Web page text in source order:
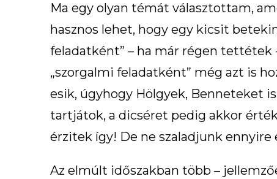
Ma egy olyan témát választottam,
hasznos lehet, hogy egy kicsit
feladatként” – ha már régen
„szorgalmi feladatként” még azt is
esik, úgyhogy Hölgyek, Benneteket
tartjátok, a dicséret pedig akkor
érzitek így! De ne szaladjunk
Az elmúlt időszakban több –